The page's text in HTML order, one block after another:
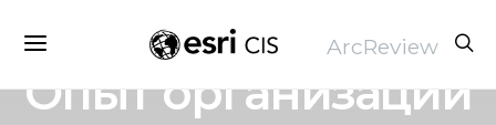
ArcReview
ПЕРВЫЕ 20 ЛЕТ
Опыт организации